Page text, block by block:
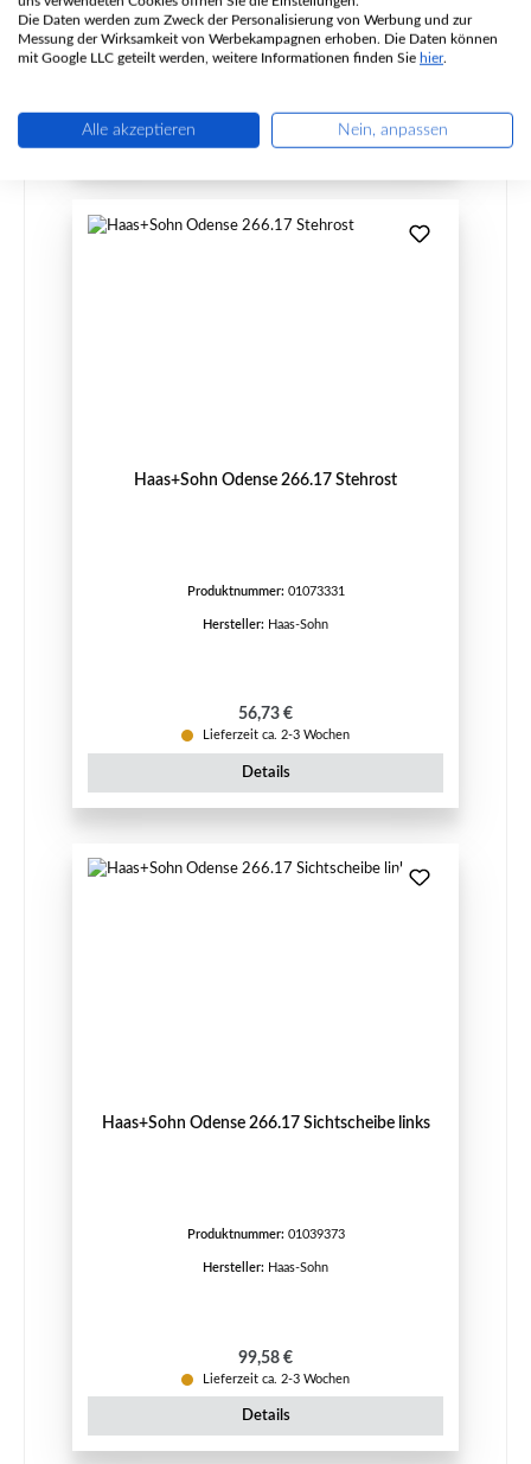
Haas+Sohn Odense 266.17 Stehrost
Produktnummer: 01073331
Hersteller: Haas-Sohn
Regulärer Preis:
56,73 €
Lieferzeit ca. 2-3 Wochen
Details
Haas+Sohn Odense 266.17 Sichtscheibe links
Produktnummer: 01039373
Hersteller: Haas-Sohn
Regulärer Preis:
99,58 €
Lieferzeit ca. 2-3 Wochen
Details
Die Daten werden zum Zweck der Personalisierung von Werbung und zur
Messung der Wirksamkeit von Werbekampagnen erhoben. Die Daten können
mit Google LLC geteilt werden, weitere Informationen finden Sie hier.
Alle akzeptieren Nein, anpassen